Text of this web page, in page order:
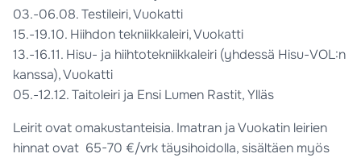
03.-06.08. Testileiri, Vuokatti
15.-19.10. Hiihdon tekniikkaleiri, Vuokatti
13.-16.11. Hisu- ja hiihtotekniikkaleiri (yhdessä Hisu-VOL:n
kanssa), Vuokatti
05.-12.12. Taitoleiri ja Ensi Lumen Rastit, Ylläs
Leirit ovat omakustanteisia. Imatran ja Vuokatin leirien
hinnat ovat 65-70 €/vrk täysihoidolla, sisältäen myös